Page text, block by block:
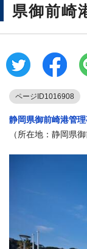
県御前崎
ページID1016908
静岡県御前崎港管
（所在地：静岡県御